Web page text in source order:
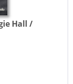
Hall /